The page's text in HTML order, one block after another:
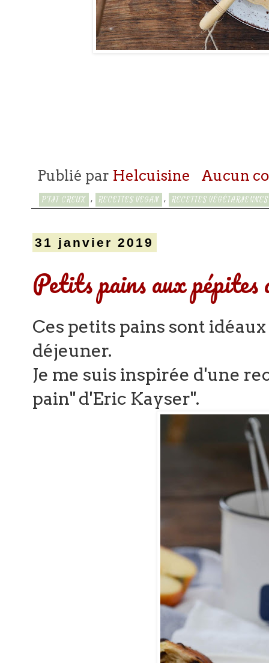
Publié par Helcuisine Aucun
P'TIT CREUX , RECETTES VEGAN , RECETTES VÉGÉTARIENNES
31 janvier 2019
Petits pains aux pépites
Ces petits pains sont
déjeuner.
Je me suis inspirée d'une
pain" d'Eric Kayser".